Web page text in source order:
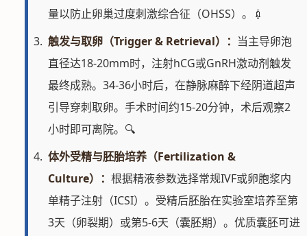
量以防止卵巢过度刺激综合征（OHSS）。💉
触发与取卵（Trigger & Retrieval）： 当主导卵泡
直径达18-20mm时，注射hCG或GnRH激动剂触发
最终成熟。34-36小时后，在静脉麻醉下经阴道超声
引导穿刺取卵。手术时间约15-20分钟，术后观察2
小时即可离院。🔍
体外受精与胚胎培养（Fertilization &
Culture）： 根据精液参数选择常规IVF或卵胞浆内
单精子注射（ICSI）。受精后胚胎在实验室培养至第
3天（卵裂期）或第5-6天（囊胚期）。优质囊胚可进